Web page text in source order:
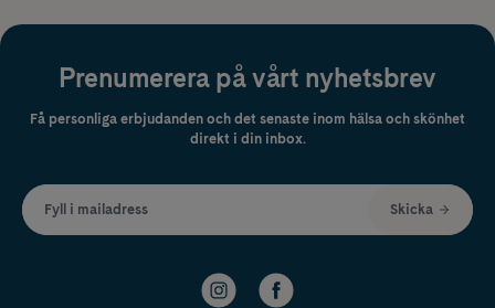
Prenumerera på vårt nyhetsbrev
Få personliga erbjudanden och det senaste inom hälsa och skönhet
direkt i din inbox.
Fyll i mailadress Skicka